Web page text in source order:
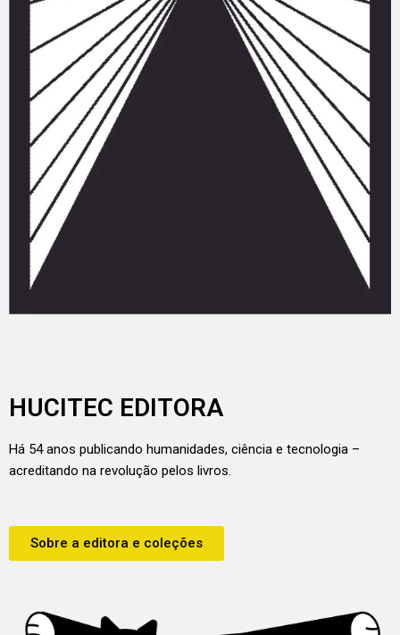
HUCITEC EDITORA
Há 54 anos publicando humanidades, ciência e tecnologia –
acreditando na revolução pelos livros.
Sobre a editora e coleções